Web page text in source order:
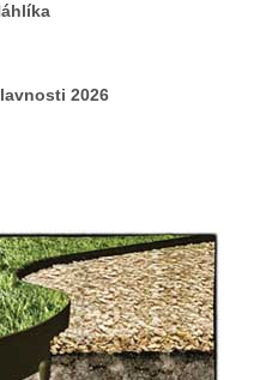
v
Moravce
v Dobříni
v Lužici
v Lužici
na
v Lužici
2026